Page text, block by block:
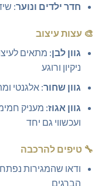
חדר ילדים ונוער:
🎨 עצות עיצוב
גוון לבן: מתאים
ניקיון ורוגע
גוון שחור: אלגנטי
גוון אגוז: מעניק
ועכשווי גם יחד
🔧 טיפים להרכבה
ודאו שהמגירות
הברגים